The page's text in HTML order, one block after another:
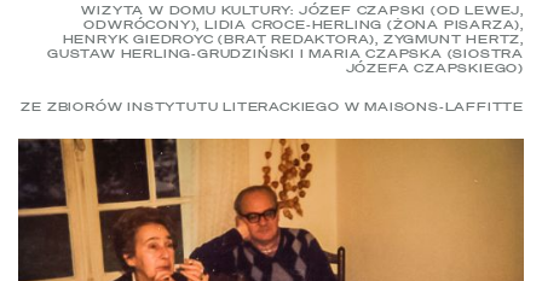
WIZYTA W DOMU KULTURY: JÓZEF CZAPSKI (OD LEWEJ,
ODWRÓCONY), LIDIA CROCE-HERLING (ŻONA PISARZA),
HENRYK GIEDROYC (BRAT REDAKTORA), ZYGMUNT HERTZ,
GUSTAW HERLING-GRUDZIŃSKI I MARIA CZAPSKA (SIOSTRA
JÓZEFA CZAPSKIEGO)
ZE ZBIORÓW INSTYTUTU LITERACKIEGO W MAISONS-LAFFITTE